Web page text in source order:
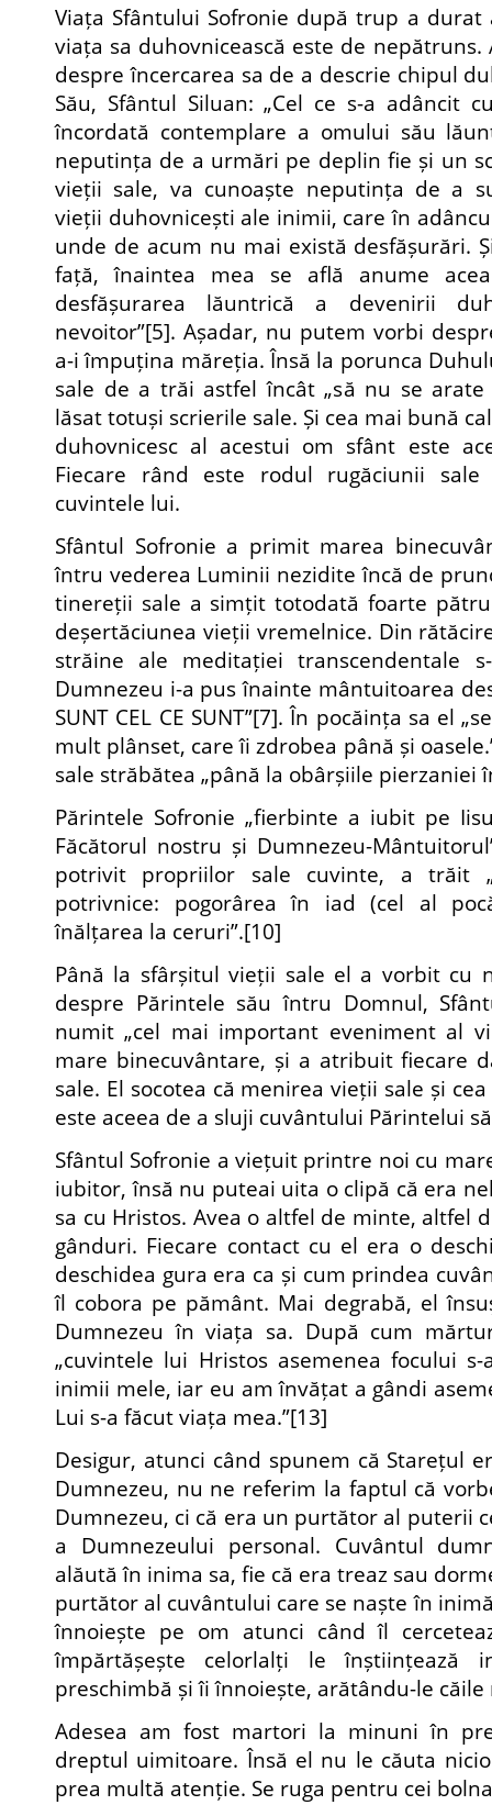
Viața Sfântului Sofronie după trup a durat
viața sa duhovnicească este de nepătruns.
despre încercarea sa de a descrie chipul
Său, Sfântul Siluan: „Cel ce s-a adâncit
încordată contemplare a omului său
neputința de a urmări pe deplin fie și un
vieții sale, va cunoaște neputința de a
vieții duhovnicești ale inimii, care în
unde de acum nu mai există desfășurări.
față, înaintea mea se află anume
desfășurarea lăuntrică a devenirii
nevoitor”[5]. Așadar, nu putem vorbi
a-i împuțina măreția. Însă la porunca
sale de a trăi astfel încât „să nu se arate
lăsat totuși scrierile sale. Și cea mai bună
duhovnicesc al acestui om sfânt este
Fiecare rând este rodul rugăciunii
cuvintele lui.
Sfântul Sofronie a primit marea
întru vederea Luminii nezidite încă de
tinereții sale a simțit totodată foarte
deșertăciunea vieții vremelnice. Din
străine ale meditației transcendentale
Dumnezeu i-a pus înainte mântuitoarea
SUNT CEL CE SUNT”[7]. În pocăința sa el
mult plânset, care îi zdrobea până și
sale străbătea „până la obârșiile pierzaniei
Părintele Sofronie „fierbinte a iubit pe
Făcătorul nostru și Dumnezeu-
potrivit propriilor sale cuvinte, a trăit
potrivnice: pogorârea în iad (cel al
înălțarea la ceruri”.[10]
Până la sfârșitul vieții sale el a vorbit cu
despre Părintele său întru Domnul,
numit „cel mai important eveniment al
mare binecuvântare, și a atribuit fiecare
sale. El socotea că menirea vieții sale și
este aceea de a sluji cuvântului Părintelui
Sfântul Sofronie a viețuit printre noi cu
iubitor, însă nu puteai uita o clipă că era
sa cu Hristos. Avea o altfel de minte, altfel
gânduri. Fiecare contact cu el era o
deschidea gura era ca și cum prindea
îl cobora pe pământ. Mai degrabă, el
Dumnezeu în viața sa. După cum
„cuvintele lui Hristos asemenea focului
inimii mele, iar eu am învățat a gândi
Lui s-a făcut viața mea.”[13]
Desigur, atunci când spunem că Starețul
Dumnezeu, nu ne referim la faptul că
Dumnezeu, ci că era un purtător al puterii
a Dumnezeului personal. Cuvântul
alăută în inima sa, fie că era treaz sau
purtător al cuvântului care se naște în
înnoiește pe om atunci când îl
împărtășește celorlalți le înștiințează
preschimbă și îi înnoiește, arătându-le
Adesea am fost martori la minuni în
dreptul uimitoare. Însă el nu le căuta
prea multă atenție. Se ruga pentru cei